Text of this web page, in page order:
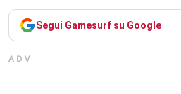
Segui Gamesurf su Google
ADV